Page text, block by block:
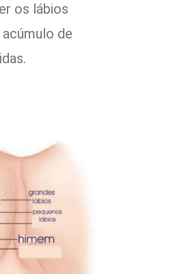
os lábios
de